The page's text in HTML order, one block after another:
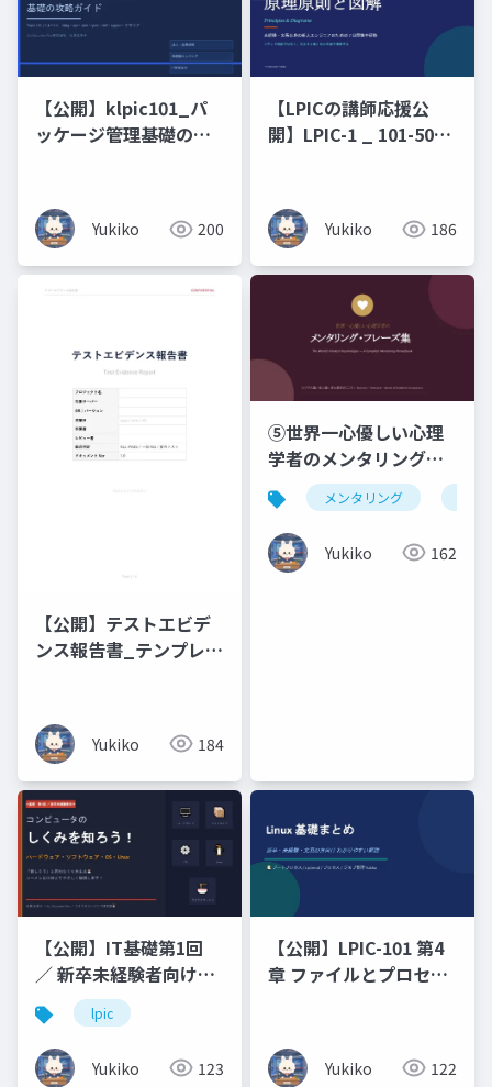
【公開】klpic101_パ
ッケージ管理基礎の攻
Yukiko 200
【LPICの講師応援公
開】LPIC-1 _ 101-500
ンジニアのための 7 日
間集中研修）コマンド
暗記ではなく、なぜそ
う動くのかを図で理解
Yukiko 186
【公開】テストエビデ
ンス報告書_テンプレー
Yukiko 184
⑤世界一心優しい心理
学者のメンタリング・
フレーズ集ビジネス編
× 恋人編 × 浄土真宗の
こころ _ Business ・
Romance ・ Words of
メンタリング
Yukiko 162
【公開】IT基礎第1回
／ 新卒未経験者向けコ
ンピュータのしくみを
知ろう！ハードウェ
ア・ソフトウェア・
OS・Linux「難しそ
lpic
Yukiko 123
【公開】LPIC-101 第4
章 ファイルとプロセス
Yukiko 122